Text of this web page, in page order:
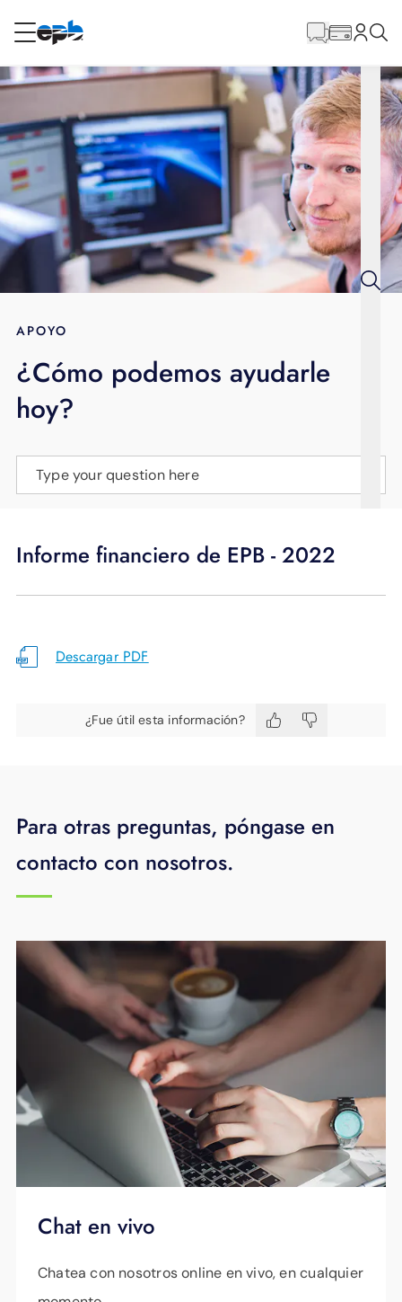
RESIDENCIAL
Internet
Energía
Televisión
BLOG
APOYO
principal
APOYO
¿Cómo podemos ayudarle
hoy?
Type your question here
Informe financiero de EPB - 2022
Descargar PDF
¿Fue útil esta información?
Para otras preguntas, póngase en
contacto con nosotros.
Chat en vivo
Chatea con nosotros online en vivo, en cualquier